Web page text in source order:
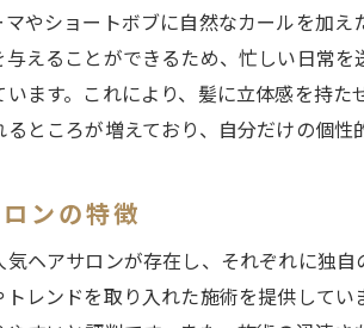
やショートボブに自然なカールを加
えることができるため、忙しい日常
ます。これにより、髪に立体感を持
ところが増えており、自分だけの個性
ンの特徴
ヘアサロンが存在し、それぞれに独
レンドを取り入れた施術を提供して